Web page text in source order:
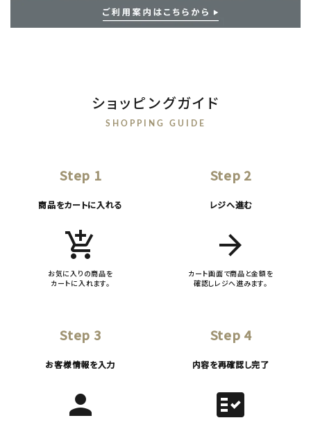
ショッピングガイド
SHOPPING GUIDE
Step 1
商品をカートに入れる
add_shopping_cart
お気に入りの商品を
カートに入れます。
Step 2
レジへ進む
arrow_forward
カート画面で商品と金額を
確認しレジへ進みます。
Step 3
お客様情報を入力
person
Step 4
内容を再確認し完了
fact_check